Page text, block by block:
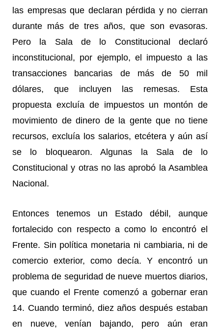
las empresas que declaran pérdida y no cierran
durante más de tres años, que son evasoras.
Pero la Sala de lo Constitucional declaró
inconstitucional, por ejemplo, el impuesto a las
transacciones bancarias de más de 50 mil
dólares, que incluyen las remesas. Esta
propuesta excluía de impuestos un montón de
movimiento de dinero de la gente que no tiene
recursos, excluía los salarios, etcétera y aún así
se lo bloquearon. Algunas la Sala de lo
Constitucional y otras no las aprobó la Asamblea
Nacional.
Entonces tenemos un Estado débil, aunque
fortalecido con respecto a como lo encontró el
Frente. Sin política monetaria ni cambiaria, ni de
comercio exterior, como decía. Y encontró un
problema de seguridad de nueve muertos diarios,
que cuando el Frente comenzó a gobernar eran
14. Cuando terminó, diez años después estaban
en nueve, venían bajando, pero aún eran